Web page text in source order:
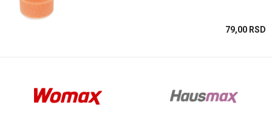
79,00 RSD